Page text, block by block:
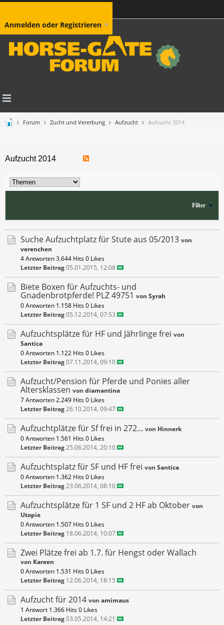
Anmelden oder Registrieren
Forum Zucht und Vererbung Aufzucht Aufzucht 2014
Aufzucht 2014
Filter
Suche Aufzuchtplatz für Stute aus 05/2013 von
verenchen
4 Antworten3.644 Hits0 Likes
Letzter Beitrag05.01.2015, 12:08
Biete Boxen für Aufzuchts- und
Gnadenbrotpferde! PLZ 49751 von Syrah
0 Antworten 1.158 Hits0 Likes
Letzter Beitrag05.12.2014, 07:53
Aufzuchtsplätze für HF und Jährlinge frei von
Santica
0 Antworten 1.122 Hits0 Likes
Letzter Beitrag07.11.2014, 09:10
Aufzucht/Pension für Pferde und Ponies aller
Altersklassen von diamantina
7 Antworten 2.249 Hits0 Likes
Letzter Beitrag 26.10.2014, 09:47
Aufzuchtplätze für Sf frei in 272... von Hinnerk
0 Antworten 1.561 Hits0 Likes
Letzter Beitrag 25.06.2014, 20:10
Aufzuchtsplatz für SF und HF frei von Santica
0 Antworten 1.362 Hits0 Likes
Letzter Beitrag 23.06.2014, 08:10
Aufzuchtsplätze für 1 SF und 2 HF ab Oktober von
Utopie
0 Antworten 1.507 Hits0 Likes
Letzter Beitrag 18.06.2014, 10:07
Zwei Plätze frei ab 1.7. für Hengst oder Wallach
von Kareen
0 Antworten 1.531 Hits0 Likes
Letzter Beitrag 12.06.2014, 18:15
Aufzucht für 2014 von amimaus
1 Antwort 1.366 Hits0 Likes
Letzter Beitrag03.05.2014, 14:21